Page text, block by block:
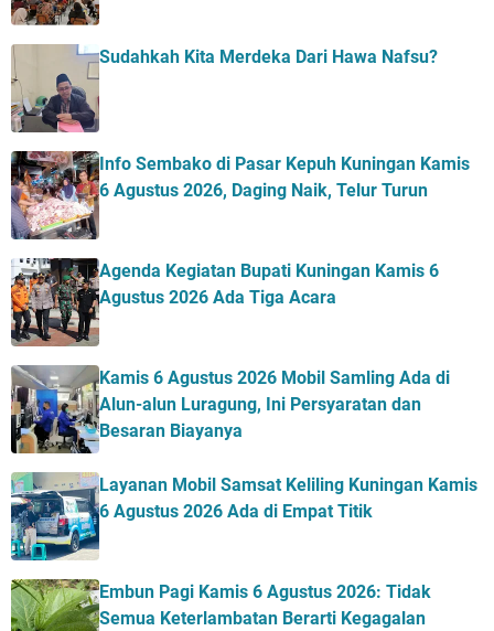
Sudahkah Kita Merdeka Dari Hawa Nafsu?
Info Sembako di Pasar Kepuh Kuningan Kamis
6 Agustus 2026, Daging Naik, Telur Turun
Agenda Kegiatan Bupati Kuningan Kamis 6
Agustus 2026 Ada Tiga Acara
Kamis 6 Agustus 2026 Mobil Samling Ada di
Alun-alun Luragung, Ini Persyaratan dan
Besaran Biayanya
Layanan Mobil Samsat Keliling Kuningan Kamis
6 Agustus 2026 Ada di Empat Titik
Embun Pagi Kamis 6 Agustus 2026: Tidak
Semua Keterlambatan Berarti Kegagalan